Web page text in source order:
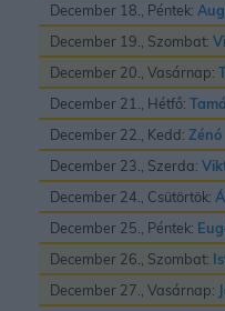
December 18., Péntek:
December 19., Szombat:
December 20., Vasárnap:
December 21., Hétfő:
December 22., Kedd: Zénó
December 23., Szerda:
December 24., Csütörtök:
December 25., Péntek:
December 26., Szombat:
December 27., Vasárnap: